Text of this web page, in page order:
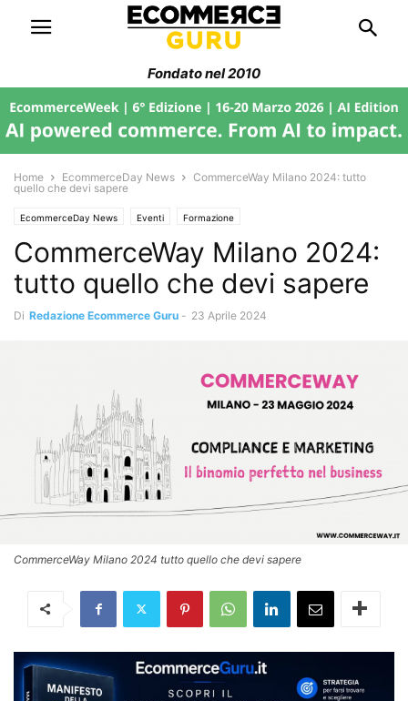
Fondato nel 2010
Home EcommerceDay News
CommerceWay Milano 2024: tutto
quello che devi sapere
EcommerceDay News Eventi Formazione
CommerceWay Milano 2024:
tutto quello che devi sapere
Di Redazione Ecommerce Guru - 23 Aprile 2024
CommerceWay Milano 2024 tutto quello che devi sapere